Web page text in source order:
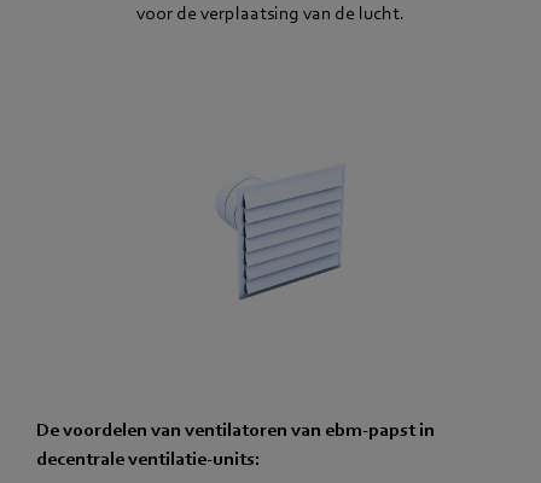
voor de verplaatsing van de lucht.
De voordelen van ventilatoren van ebm‑papst in
decentrale ventilatie-units: